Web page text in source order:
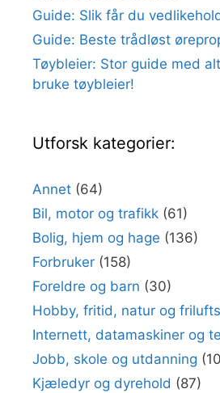
Guide: Slik får du
Guide: Beste trådløst
Tøybleier: Stor guide med
bruke tøybleier!
Utforsk kategorier:
Annet (64)
Bil, motor og trafikk (61)
Bolig, hjem og hage (136)
Forbruker (158)
Foreldre og barn (30)
Hobby, fritid, natur og
Internett, datamaskiner og
Jobb, skole og utdanning
Kjæledyr og dyrehold (87)